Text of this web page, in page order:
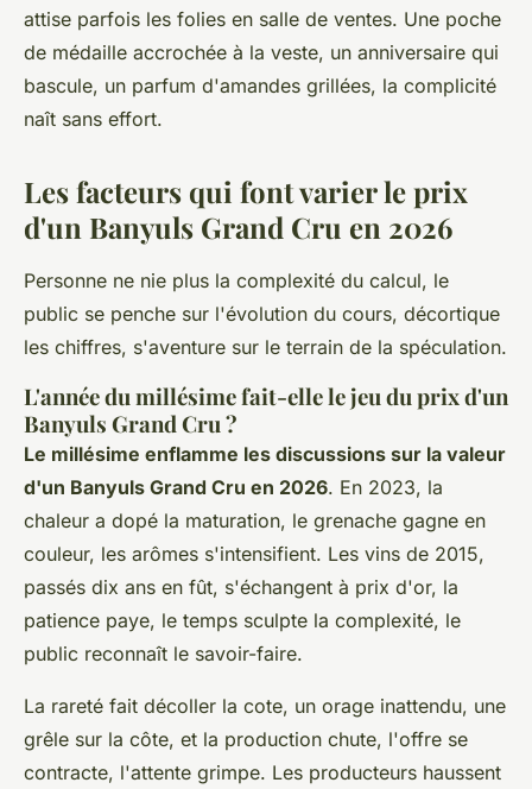
attise parfois les folies en salle de ventes. Une poche
de médaille accrochée à la veste, un anniversaire qui
bascule, un parfum d'amandes grillées, la complicité
naît sans effort.
Les facteurs qui font varier le prix
d'un Banyuls Grand Cru en 2026
Personne ne nie plus la complexité du calcul, le
public se penche sur l'évolution du cours, décortique
les chiffres, s'aventure sur le terrain de la spéculation.
L'année du millésime fait-elle le jeu du prix d'un
Banyuls Grand Cru ?
Le millésime enflamme les discussions sur la valeur
d'un Banyuls Grand Cru en 2026. En 2023, la
chaleur a dopé la maturation, le grenache gagne en
couleur, les arômes s'intensifient. Les vins de 2015,
passés dix ans en fût, s'échangent à prix d'or, la
patience paye, le temps sculpte la complexité, le
public reconnaît le savoir-faire.
La rareté fait décoller la cote, un orage inattendu, une
grêle sur la côte, et la production chute, l'offre se
contracte, l'attente grimpe. Les producteurs haussent